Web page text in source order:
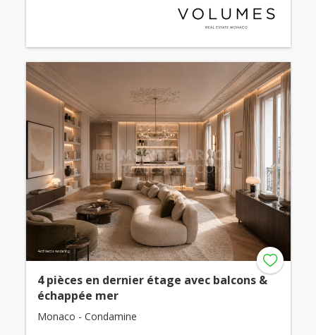
4 pièces en dernier étage avec balcons &
échappée mer
Monaco - Condamine